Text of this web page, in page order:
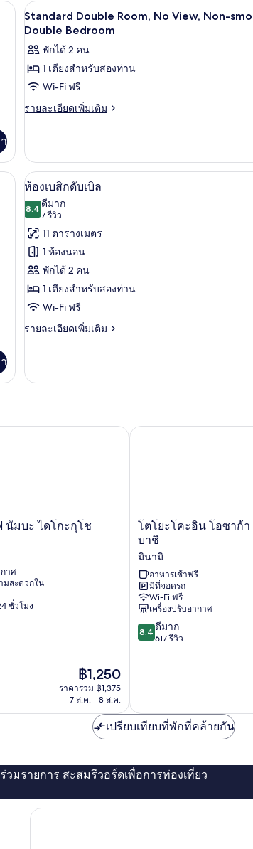
, โต๊ะทำงาน, พื้นที่ทำงานแบบใช้แล็ปท็อป
เปิด
ภาพถ่าย
ทั้งหมด
ของ
Standard
Double
View,
Non-
smoking,
Double
Bedroom
ผ้านวมขนเป็ด, ตู้นิร
2
Standard Double Room, No View, Non-
Double Bedroom
พักได้ 2 คน
1 เตียงสำหรับสองท่าน
Wi-Fi ฟรี
รายละเอียดเพิ่มเติม
ราย
เกี่ยว
กับ
Standard
Double
Room,
View,
Non-
smoking,
Double
Bedroom
ง | ผ้านวมขนเป็ด, ตู้นิรภัยในห้องพัก, โต๊ะทำงาน, พื้นที่ทำงานแ
เปิด
ภาพถ่าย
ทั้งหมด
ของ
ห้อง
เบสิ
กดับเบิล
ห้องเบสิกดับเบิล | ผ้
7
ห้องเบสิกดับเบิล
8.48.4 จาก 10
ดีมาก
7 รีวิว
(7
รีวิว)
11 ตารางเมตร
1 ห้องนอน
พักได้ 2 คน
1 เตียงสำหรับสองท่าน
Wi-Fi ฟรี
รายละเอียดเพิ่มเติม
ราย
เกี่ยว
กดับเบิล
นัมบะ ไดโกะกุโช
าศ
มสะดวกใน
ชั่วโมง
ราคา
ปัจจุบัน
คือ
฿1,250
ราคารวม ฿1,375
7 ส.ค. - 8 ส.ค.
บะ ไดโกะกุโช
โต
โยะ
โคะ
อิน
โอ
ซาก้
า
นัมบะ
นิ
ป
โตโยะโคะอิน โอซาก้
บาชิ
มินามิ
อาหารเช้าฟรี
มีที่จอดรถ
Wi-Fi ฟรี
เครื่องปรับอากาศ
8.4
จาก
8.4 ดีมาก
617 รีวิว
โตโยะโคะอิน โอซาก้า
เปรียบเทียบที่พักที่คล้ายกัน
มรายการ สะสมรีวอร์ดเพื่อการท่องเที่ยว